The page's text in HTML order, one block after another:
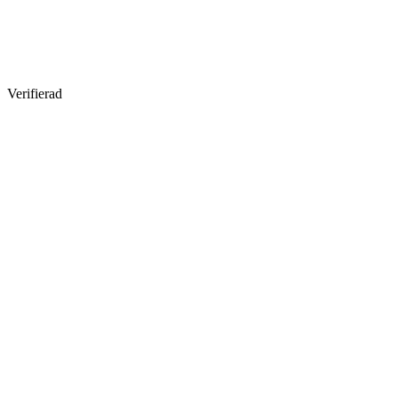
Verifierad